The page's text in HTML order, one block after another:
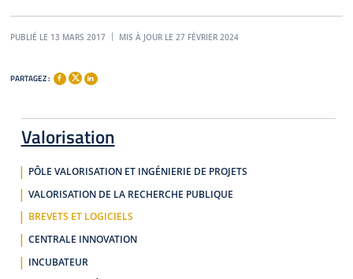
Valorisation
PÔLE VALORISATION ET INGÉNIERIE DE PROJETS
VALORISATION DE LA RECHERCHE PUBLIQUE
BREVETS ET LOGICIELS
CENTRALE INNOVATION
INCUBATEUR
PUBLIÉ LE 13 MARS 2017 MIS À JOUR LE 27 FÉVRIER 2024
PARTAGEZ :